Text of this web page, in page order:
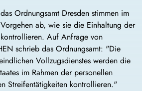
Ordnungsamt Dresden stimmen im
ab, wie sie die Einhaltung der
Auf Anfrage von
schrieb das Ordnungsamt: "Die
Vollzugsdienstes werden die
im Rahmen der personellen
Streifentätigkeiten kontrollieren."